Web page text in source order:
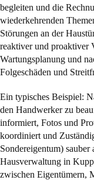
begleiten und die
wiederkehrenden
Störungen an der
reaktiver und proaktiver
Wartungsplanung und
Folgeschäden und
Ein typisches Beispiel:
den Handwerker zu
informiert, Fotos und
koordiniert und
Sondereigentum)
Hausverwaltung in
zwischen Eigentümern,